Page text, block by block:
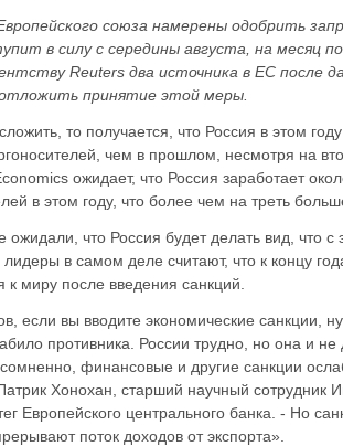
союза намерены одобрить
в силу с середины августа, на месяц
Reuters два источника в ЕС после
принятие этой меры.
то получается, что Россия в этом
чем в прошлом, несмотря на
ожидает, что Россия заработает
в этом году, что более чем на треть
ожидали, что Россия будет делать вид, что
в самом деле считают, что к концу
к миру после введения санкций.
если вы вводите экономические санкции,
противника. России трудно, но она и
финансовые и другие санкции
Хонохан, старший научный сотрудник
Европейского центрального банка. - Но
поток доходов от экспорта».